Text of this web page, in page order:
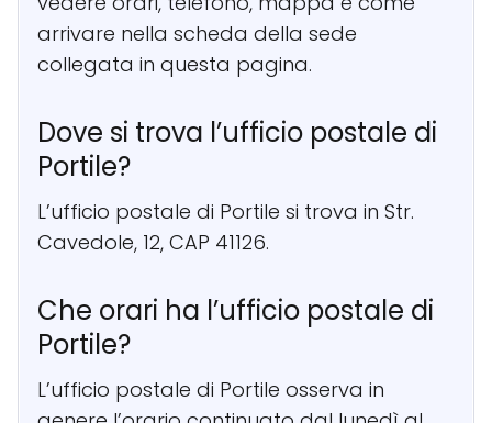
arrivare nella scheda della sede
collegata in questa pagina.
Dove si trova l’ufficio postale di
Portile?
L’ufficio postale di Portile si trova in Str.
Cavedole, 12, CAP 41126.
Che orari ha l’ufficio postale di
Portile?
L’ufficio postale di Portile osserva in